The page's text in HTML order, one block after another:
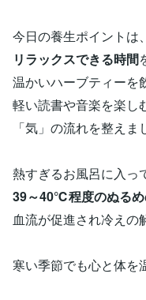
今日の養生ポイントは、
リラックスできる時間
温かいハーブティーを
軽い読書や音楽を楽し
「気」の流れを整えま
熱すぎるお風呂に入っ
39～40℃程度のぬるめ
血流が促進され冷えの
寒い季節でも心と体を